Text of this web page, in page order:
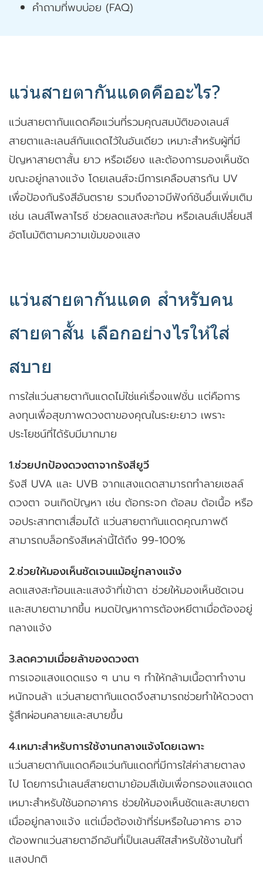
คำถามที่พบบ่อย (FAQ)
แว่นสายตากันแดดคืออะไร?
แว่นสายตากันแดดคือแว่นที่รวมคุณสมบัติของเลนส์
สายตาและเลนส์กันแดดไว้ในอันเดียว เหมาะสำหรับผู้ที่มี
ปัญหาสายตาสั้น ยาว หรือเอียง และต้องการมองเห็นชัด
ขณะอยู่กลางแจ้ง โดยเลนส์จะมีการเคลือบสารกัน UV
เพื่อป้องกันรังสีอันตราย รวมถึงอาจมีฟังก์ชันอื่นเพิ่มเติม
เช่น เลนส์โพลาไรซ์ ช่วยลดแสงสะท้อน หรือเลนส์เปลี่ยนสี
อัตโนมัติตามความเข้มของแสง
แว่นสายตากันแดด สำหรับคน
สายตาสั้น เลือกอย่างไรให้ใส่
สบาย
การใส่แว่นสายตากันแดดไม่ใช่แค่เรื่องแฟชั่น แต่คือการ
ลงทุนเพื่อสุขภาพดวงตาของคุณในระยะยาว เพราะ
ประโยชน์ที่ได้รับมีมากมาย
1.ช่วยปกป้องดวงตาจากรังสียูวี
รังสี UVA และ UVB จากแสงแดดสามารถทำลายเซลล์
ดวงตา จนเกิดปัญหา เช่น ต้อกระจก ต้อลม ต้อเนื้อ หรือ
จอประสาทตาเสื่อมได้ แว่นสายตากันแดดคุณภาพดี
สามารถบล็อกรังสีเหล่านี้ได้ถึง 99-100%
2.ช่วยให้มองเห็นชัดเจนแม้อยู่กลางแจ้ง
ลดแสงสะท้อนและแสงจ้าที่เข้าตา ช่วยให้มองเห็นชัดเจน
และสบายตามากขึ้น หมดปัญหาการต้องหยีตาเมื่อต้องอยู่
กลางแจ้ง
3.ลดความเมื่อยล้าของดวงตา
การเจอแสงแดดแรง ๆ นาน ๆ ทำให้กล้ามเนื้อตาทำงาน
หนักจนล้า แว่นสายตากันแดดจึงสามารถช่วยทำให้ดวงตา
รู้สึกผ่อนคลายและสบายขึ้น
4.เหมาะสำหรับการใช้งานกลางแจ้งโดยเฉพาะ
แว่นสายตากันแดดคือแว่นกันแดดที่มีการใส่ค่าสายตาลง
ไป โดยการนำเลนส์สายตามาย้อมสีเข้มเพื่อกรองแสงแดด
เหมาะสำหรับใช้นอกอาคาร ช่วยให้มองเห็นชัดและสบายตา
เมื่ออยู่กลางแจ้ง แต่เมื่อต้องเข้าที่ร่มหรือในอาคาร อาจ
ต้องพกแว่นสายตาอีกอันที่เป็นเลนส์ใสสำหรับใช้งานในที่
แสงปกติ